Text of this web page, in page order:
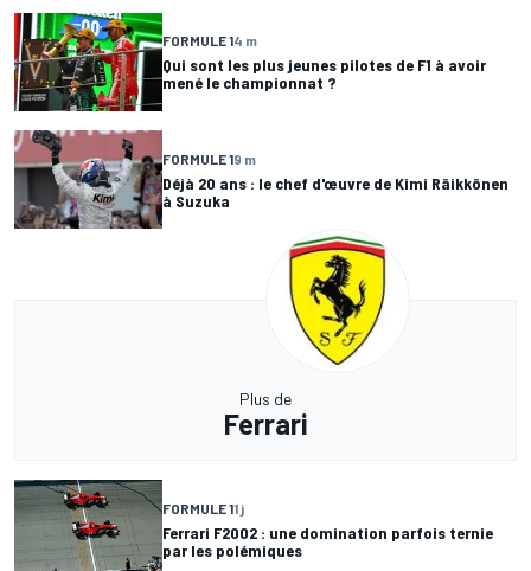
FORMULE 14 m
Qui sont les plus jeunes pilotes de F1 à avoir
mené le championnat ?
FORMULE 19 m
Déjà 20 ans : le chef d'œuvre de Kimi Räikkönen
à Suzuka
Plus de
Ferrari
FORMULE 11 j
Ferrari F2002 : une domination parfois ternie
par les polémiques